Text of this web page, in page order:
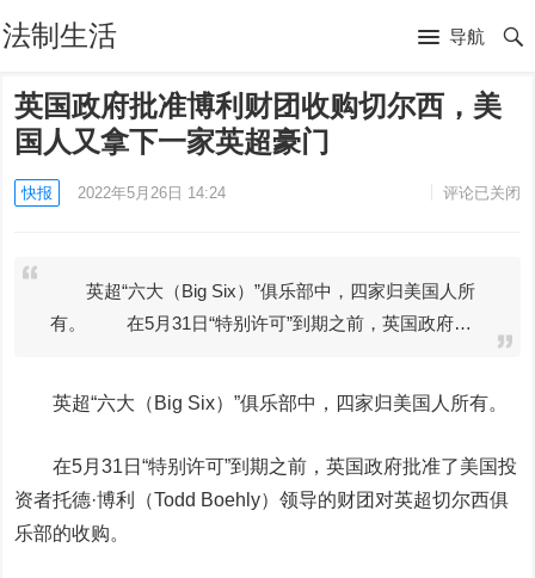
法制生活 导航
英国政府批准博利财团收购切尔西，美
国人又拿下一家英超豪门
快报 2022年5月26日 14:24 评论已关闭
英超“六大（Big Six）”俱乐部中，四家归美国人所
有。 在5月31日“特别许可”到期之前，英国政府…
英超“六大（Big Six）”俱乐部中，四家归美国人所有。
在5月31日“特别许可”到期之前，英国政府批准了美国投
资者托德·博利（Todd Boehly）领导的财团对英超切尔西俱
乐部的收购。